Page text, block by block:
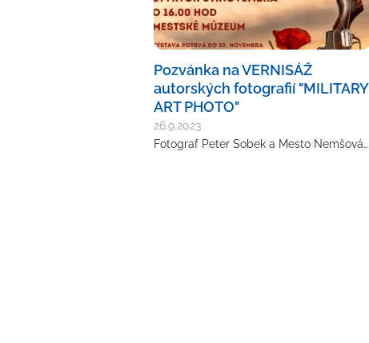
Pozvánka na VERNISÁŽ
autorských fotografií "MILITARY
ART PHOTO"
26.9.2023
Fotograf Peter Sobek a Mesto Nemšová…